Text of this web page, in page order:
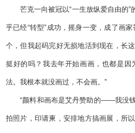
芒克一向被冠以“一生放纵爱自由的”
乎已经“转型”成功，摇身一变，成了画
个，但我起码完好无损地活到现在，长
挺好的吗？我去年开始画画，也都是
法。我根本就没画过，不会画。”
“颜料和画布是艾丹赞助的——我没钱
拍照片，印请柬，安排地方搞画展，所